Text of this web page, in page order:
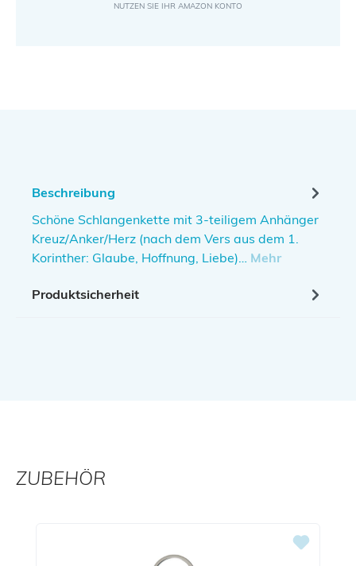
Beschreibung
Schöne Schlangenkette mit 3-teiligem Anhänger
Kreuz/Anker/Herz (nach dem Vers aus dem 1.
Korinther: Glaube, Hoffnung, Liebe)… Mehr
Produktsicherheit
ZUBEHÖR